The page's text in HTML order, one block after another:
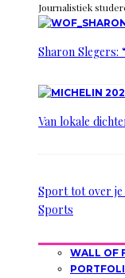
Journalistiek
Sharon Slegers:
Van lokale
Sport tot over je
Sports
WALL OF